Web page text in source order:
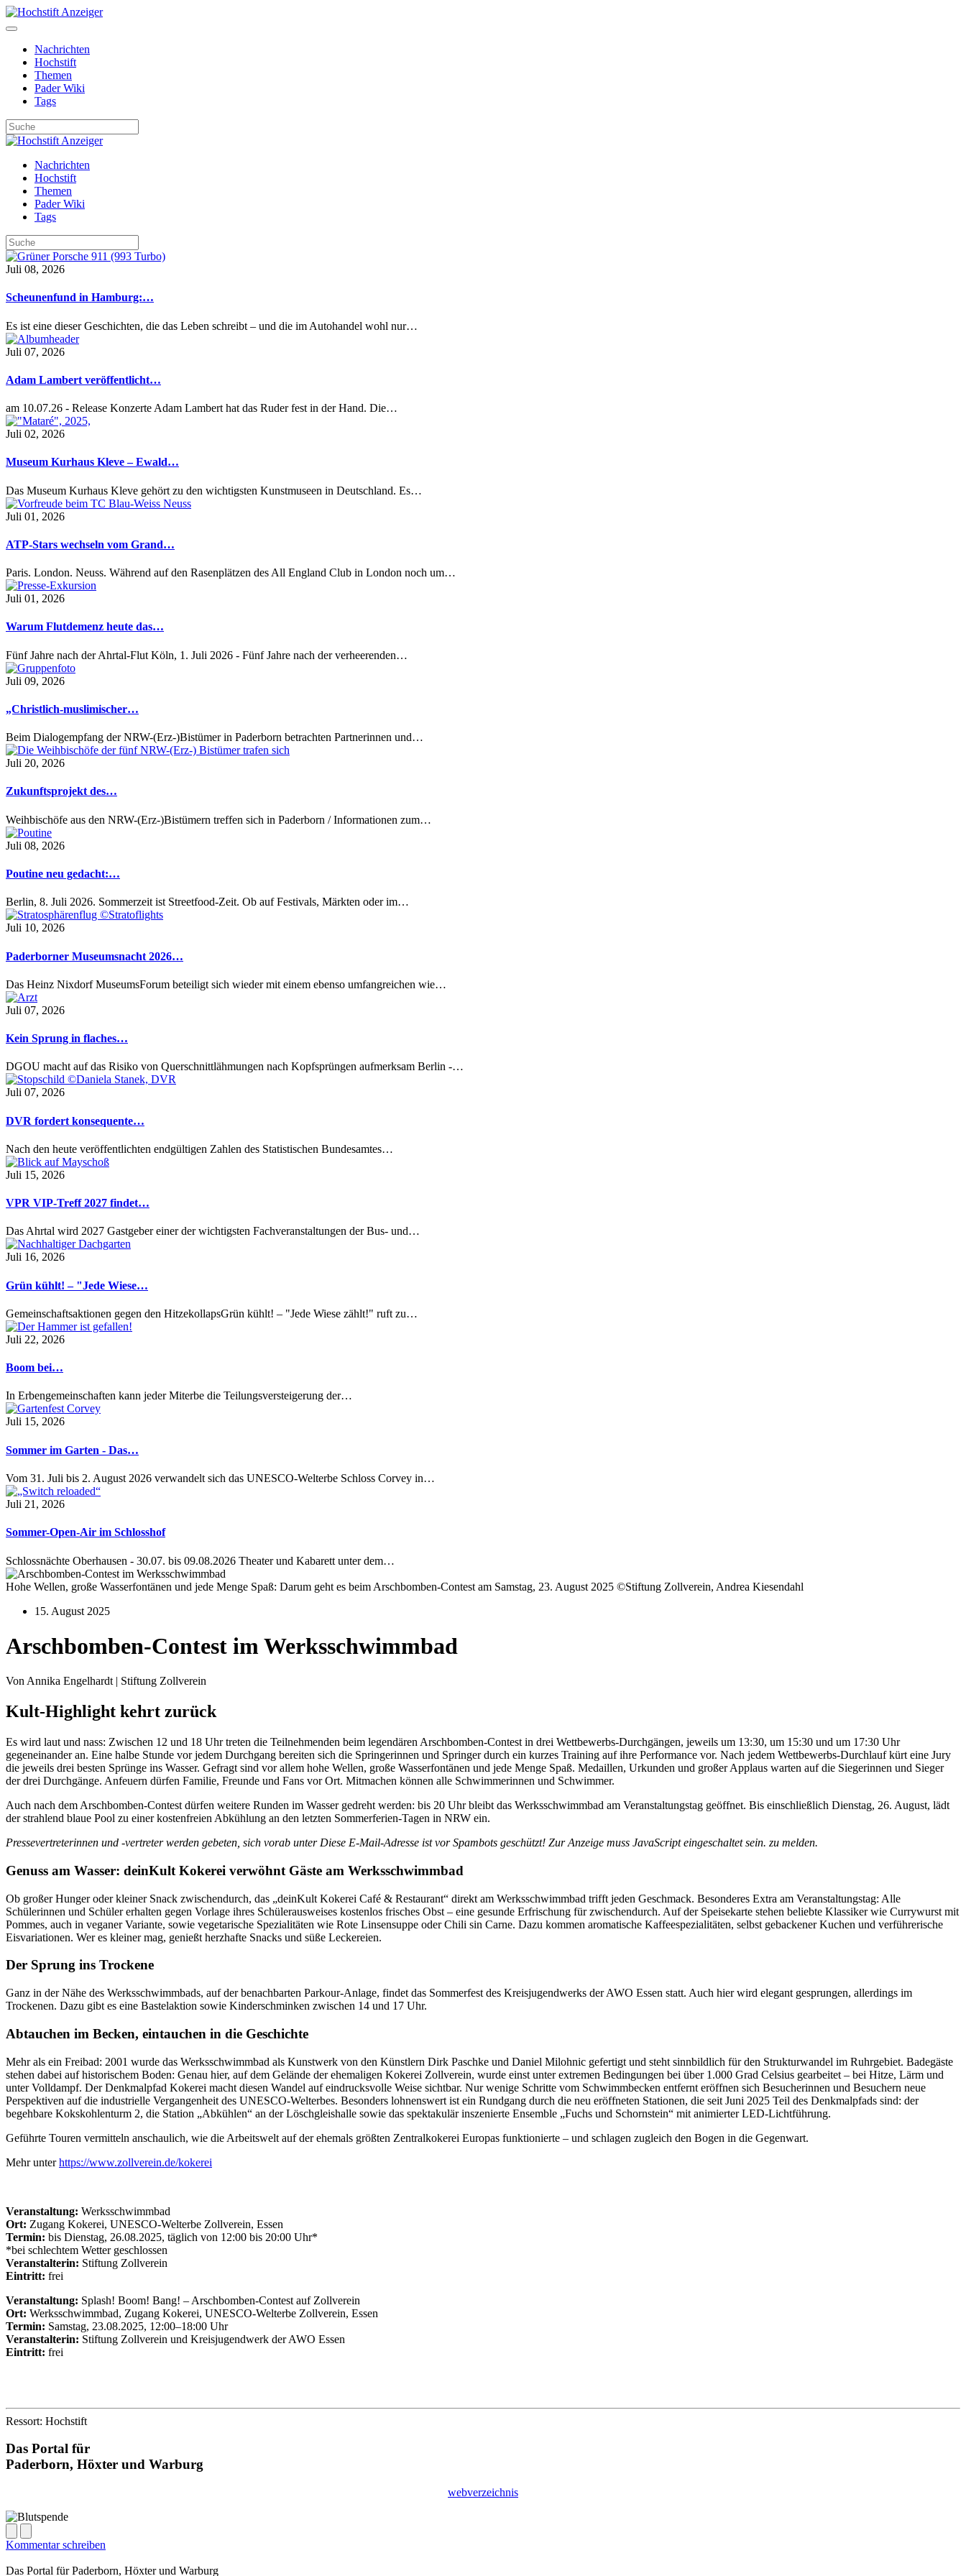
Nachrichten
Hochstift
Themen
Pader Wiki
Tags
Nachrichten
Hochstift
Themen
Pader Wiki
Tags
Juli 08, 2026
Scheunenfund in Hamburg:…
Es ist eine dieser Geschichten, die das Leben schreibt – und die im Autohandel wohl nur…
Juli 07, 2026
Adam Lambert veröffentlicht…
am 10.07.26 - Release Konzerte Adam Lambert hat das Ruder fest in der Hand. Die…
Juli 02, 2026
Museum Kurhaus Kleve – Ewald…
Das Museum Kurhaus Kleve gehört zu den wichtigsten Kunstmuseen in Deutschland. Es…
Juli 01, 2026
ATP-Stars wechseln vom Grand…
Paris. London. Neuss. Während auf den Rasenplätzen des All England Club in London noch um…
Juli 01, 2026
Warum Flutdemenz heute das…
Fünf Jahre nach der Ahrtal-Flut Köln, 1. Juli 2026 - Fünf Jahre nach der verheerenden…
Juli 09, 2026
„Christlich-muslimischer…
Beim Dialogempfang der NRW-(Erz-)Bistümer in Paderborn betrachten Partnerinnen und…
Juli 20, 2026
Zukunftsprojekt des…
Weihbischöfe aus den NRW-(Erz-)Bistümern treffen sich in Paderborn / Informationen zum…
Juli 08, 2026
Poutine neu gedacht:…
Berlin, 8. Juli 2026. Sommerzeit ist Streetfood-Zeit. Ob auf Festivals, Märkten oder im…
Juli 10, 2026
Paderborner Museumsnacht 2026…
Das Heinz Nixdorf MuseumsForum beteiligt sich wieder mit einem ebenso umfangreichen wie…
Juli 07, 2026
Kein Sprung in flaches…
DGOU macht auf das Risiko von Querschnittlähmungen nach Kopfsprüngen aufmerksam Berlin -…
Juli 07, 2026
DVR fordert konsequente…
Nach den heute veröffentlichten endgültigen Zahlen des Statistischen Bundesamtes…
Juli 15, 2026
VPR VIP-Treff 2027 findet…
Das Ahrtal wird 2027 Gastgeber einer der wichtigsten Fachveranstaltungen der Bus- und…
Juli 16, 2026
Grün kühlt! – "Jede Wiese…
Gemeinschaftsaktionen gegen den HitzekollapsGrün kühlt! – "Jede Wiese zählt!" ruft zu…
Juli 22, 2026
Boom bei…
In Erbengemeinschaften kann jeder Miterbe die Teilungsversteigerung der…
Juli 15, 2026
Sommer im Garten - Das…
Vom 31. Juli bis 2. August 2026 verwandelt sich das UNESCO-Welterbe Schloss Corvey in…
Juli 21, 2026
Sommer-Open-Air im Schlosshof
Schlossnächte Oberhausen - 30.07. bis 09.08.2026 Theater und Kabarett unter dem…
Hohe Wellen, große Wasserfontänen und jede Menge Spaß: Darum geht es beim Arschbomben-Contest am Samstag, 23. August 2025 ©Stiftung Zollverein, Andrea Kiesendahl
15. August 2025
Arschbomben-Contest im Werksschwimmbad
Von Annika Engelhardt | Stiftung Zollverein
Kult-Highlight kehrt zurück
Es wird laut und nass: Zwischen 12 und 18 Uhr treten die Teilnehmenden beim legendären Arschbomben-Contest in drei Wettbewerbs-Durchgängen, jeweils um 13:30, um 15:30 und um 17:30 Uhr
gegeneinander an. Eine halbe Stunde vor jedem Durchgang bereiten sich die Springerinnen und Springer durch ein kurzes Training auf ihre Performance vor. Nach jedem Wettbewerbs-Durchlauf kürt eine Jury
die jeweils drei besten Sprünge ins Wasser. Gefragt sind vor allem hohe Wellen, große Wasserfontänen und jede Menge Spaß. Medaillen, Urkunden und großer Applaus warten auf die Siegerinnen und Sieger
der drei Durchgänge. Anfeuern dürfen Familie, Freunde und Fans vor Ort. Mitmachen können alle Schwimmerinnen und Schwimmer.
Auch nach dem Arschbomben-Contest dürfen weitere Runden im Wasser gedreht werden: bis 20 Uhr bleibt das Werksschwimmbad am Veranstaltungstag geöffnet. Bis einschließlich Dienstag, 26. August, lädt
der strahlend blaue Pool zu einer kostenfreien Abkühlung an den letzten Sommerferien-Tagen in NRW ein.
Pressevertreterinnen und -vertreter werden gebeten, sich vorab unter Diese E-Mail-Adresse ist vor Spambots geschützt! Zur Anzeige muss JavaScript eingeschaltet sein. zu melden.
Genuss am Wasser: deinKult Kokerei verwöhnt Gäste am Werksschwimmbad
Ob großer Hunger oder kleiner Snack zwischendurch, das „deinKult Kokerei Café & Restaurant“ direkt am Werksschwimmbad trifft jeden Geschmack. Besonderes Extra am Veranstaltungstag: Alle
Schülerinnen und Schüler erhalten gegen Vorlage ihres Schülerausweises kostenlos frisches Obst – eine gesunde Erfrischung für zwischendurch. Auf der Speisekarte stehen beliebte Klassiker wie Currywurst mit
Pommes, auch in veganer Variante, sowie vegetarische Spezialitäten wie Rote Linsensuppe oder Chili sin Carne. Dazu kommen aromatische Kaffeespezialitäten, selbst gebackener Kuchen und verführerische
Eisvariationen. Wer es kleiner mag, genießt herzhafte Snacks und süße Leckereien.
Der Sprung ins Trockene
Ganz in der Nähe des Werksschwimmbads, auf der benachbarten Parkour-Anlage, findet das Sommerfest des Kreisjugendwerks der AWO Essen statt. Auch hier wird elegant gesprungen, allerdings im
Trockenen. Dazu gibt es eine Bastelaktion sowie Kinderschminken zwischen 14 und 17 Uhr.
Abtauchen im Becken, eintauchen in die Geschichte
Mehr als ein Freibad: 2001 wurde das Werksschwimmbad als Kunstwerk von den Künstlern Dirk Paschke und Daniel Milohnic gefertigt und steht sinnbildlich für den Strukturwandel im Ruhrgebiet. Badegäste
stehen dabei auf historischem Boden: Genau hier, auf dem Gelände der ehemaligen Kokerei Zollverein, wurde einst unter extremen Bedingungen bei über 1.000 Grad Celsius gearbeitet – bei Hitze, Lärm und
unter Volldampf. Der Denkmalpfad Kokerei macht diesen Wandel auf eindrucksvolle Weise sichtbar. Nur wenige Schritte vom Schwimmbecken entfernt eröffnen sich Besucherinnen und Besuchern neue
Perspektiven auf die industrielle Vergangenheit des UNESCO-Welterbes. Besonders lohnenswert ist ein Rundgang durch die neu eröffneten Stationen, die seit Juni 2025 Teil des Denkmalpfads sind: der
begehbare Kokskohlenturm 2, die Station „Abkühlen“ an der Löschgleishalle sowie das spektakulär inszenierte Ensemble „Fuchs und Schornstein“ mit animierter LED-Lichtführung.
Geführte Touren vermitteln anschaulich, wie die Arbeitswelt auf der ehemals größten Zentralkokerei Europas funktionierte – und schlagen zugleich den Bogen in die Gegenwart.
Mehr unterhttps://www.zollverein.de/kokerei
Veranstaltung: Werksschwimmbad
Ort: Zugang Kokerei, UNESCO-Welterbe Zollverein, Essen
Termin: bis Dienstag, 26.08.2025, täglich von 12:00 bis 20:00 Uhr*
*bei schlechtem Wetter geschlossen
Veranstalterin: Stiftung Zollverein
Eintritt: frei
Veranstaltung: Splash! Boom! Bang! – Arschbomben-Contest auf Zollverein
Ort: Werksschwimmbad, Zugang Kokerei, UNESCO-Welterbe Zollverein, Essen
Termin: Samstag, 23.08.2025, 12:00–18:00 Uhr
Veranstalterin: Stiftung Zollverein und Kreisjugendwerk der AWO Essen
Eintritt: frei
Ressort: Hochstift
Das Portal für
Paderborn, Höxter und Warburg
webverzeichnis
Kommentar schreiben
Das Portal fürPaderborn, Höxterund Warburg